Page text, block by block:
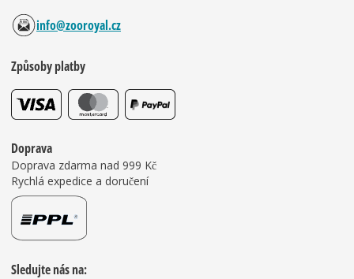
info@zooroyal.cz
Způsoby platby
Doprava
Doprava zdarma nad 999 Kč
Rychlá expedice a doručení
Sledujte nás na: